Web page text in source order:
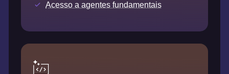
Acesso a agentes fundamentais